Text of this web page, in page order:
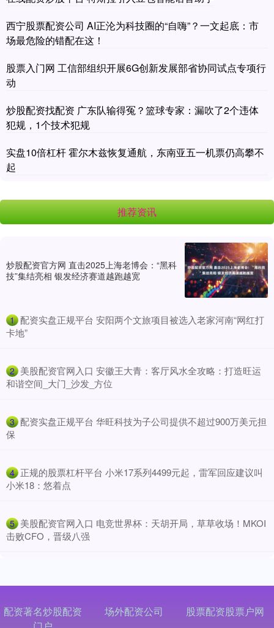
西宁股票配资公司 AI正沦为科技圈的“自嗨”？一文起底：市
场最危险的错配在这！
股票入门网 工信部组织开展6G创新发展部省协同试点专项行
动
炒股配资找配资 广东队输得冤？篮球专家：漏吹了2个违体
犯规，1个技术犯规
实盘10倍杠杆 霍尔木兹恢复通航，东南亚五一机票仍高攀不
起
推荐资讯
炒股配资官方网 直击2025上海老博会：“黑科
技”集结亮相 银发经济赛道越跑越宽
1 ​配资实盘正规平台 安阳两个文旅项目被选入老家河南“网红打
卡地”
2 ​美股配资官网入口 安徽王大青：客厅风水全攻略：打造旺运
和谐空间_大门_沙发_方位
3 ​配资实盘正规平台 华旺科技为子公司提供不超过900万美元担
保
4 ​正规的股票杠杆平台 小米17系列4499元起，雷军回应建议叫
小米18：悠着点
5 ​美股配资官网入口 电竞世界杯：天胡开局，草草收场！MKOI
击败CFO，晋级八强
配资著名炒股配资
场外配资公司 股票配资股票户网